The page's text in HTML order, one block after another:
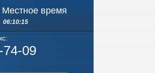
Местное время
06:10:15
74-09